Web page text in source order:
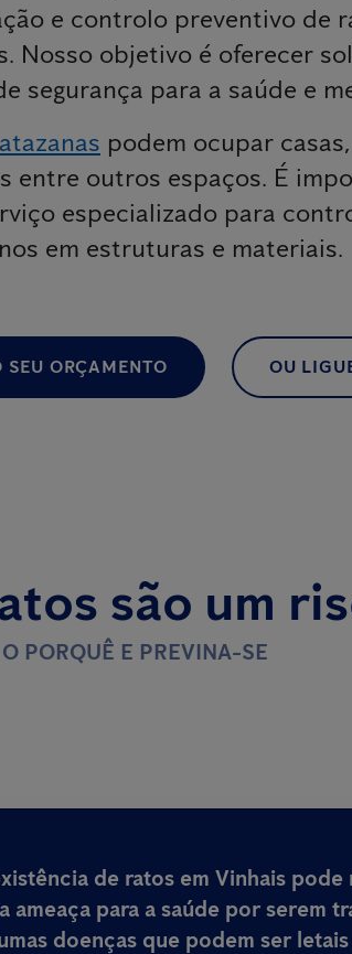
e controlo preventivo de
Nosso objetivo é oferecer
segurança para a saúde e
podem ocupar
entre outros espaços. É
especializado para
em estruturas e materiais.
SEU ORÇAMENTO OU
são um
PORQUÊ E PREVINA-SE
de ratos em Vinhais pode
ameaça para a saúde por serem
doenças que podem ser letais